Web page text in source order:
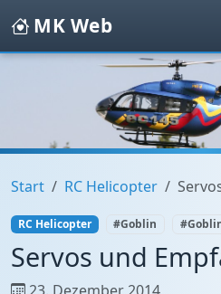
MK Web
Start RC Helicopter
RC Helicopter #Goblin
Servos und